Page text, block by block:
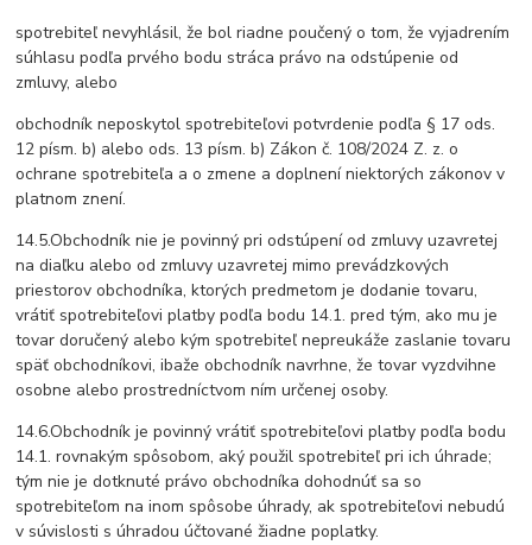
spotrebiteľ nevyhlásil, že bol riadne poučený o tom, že vyjadrením
súhlasu podľa prvého bodu stráca právo na odstúpenie od
zmluvy, alebo
obchodník neposkytol spotrebiteľovi potvrdenie podľa § 17 ods.
12 písm. b) alebo ods. 13 písm. b) Zákon č. 108/2024 Z. z. o
ochrane spotrebiteľa a o zmene a doplnení niektorých zákonov v
platnom znení.
14.5.Obchodník nie je povinný pri odstúpení od zmluvy uzavretej
na diaľku alebo od zmluvy uzavretej mimo prevádzkových
priestorov obchodníka, ktorých predmetom je dodanie tovaru,
vrátiť spotrebiteľovi platby podľa bodu 14.1. pred tým, ako mu je
tovar doručený alebo kým spotrebiteľ nepreukáže zaslanie tovaru
späť obchodníkovi, ibaže obchodník navrhne, že tovar vyzdvihne
osobne alebo prostredníctvom ním určenej osoby.
14.6.Obchodník je povinný vrátiť spotrebiteľovi platby podľa bodu
14.1. rovnakým spôsobom, aký použil spotrebiteľ pri ich úhrade;
tým nie je dotknuté právo obchodníka dohodnúť sa so
spotrebiteľom na inom spôsobe úhrady, ak spotrebiteľovi nebudú
v súvislosti s úhradou účtované žiadne poplatky.